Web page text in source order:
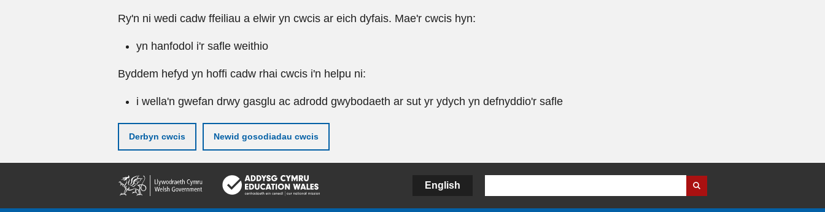
Ry'n ni wedi cadw ffeiliau a elwir yn cwcis ar eich dyfais. Mae'r cwcis hyn:
yn hanfodol i'r safle weithio
Byddem hefyd yn hoffi cadw rhai cwcis i'n helpu ni:
i wella'n gwefan drwy gasglu ac adrodd gwybodaeth ar sut yr ydych yn defnyddio'r safle
Derbyn cwcis Newid gosodiadau cwcis
gynnwy
English